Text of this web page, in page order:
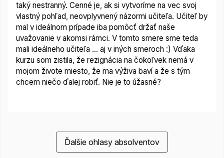
taký nestranný. Cenné je, ak si vytvoríme na vec svoj
vlastný pohľad, neovplyvnený názormi učiteľa. Učiteľ by
mal v ideálnom prípade iba pomôcť držať naše
uvažovanie v akomsi rámci. V tomto smere sme teda
mali ideálneho učiteľa ... aj v iných smeroch :) Vďaka
kurzu som zistila, že rezignácia na čokoľvek nemá v
mojom živote miesto, že ma výživa baví a že s tým
chcem niečo ďalej robiť. Nie je to úžasné?
Ďalšie ohlasy absolventov